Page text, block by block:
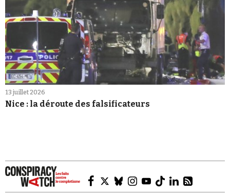
13 juillet 2026
Nice : la déroute des falsificateurs